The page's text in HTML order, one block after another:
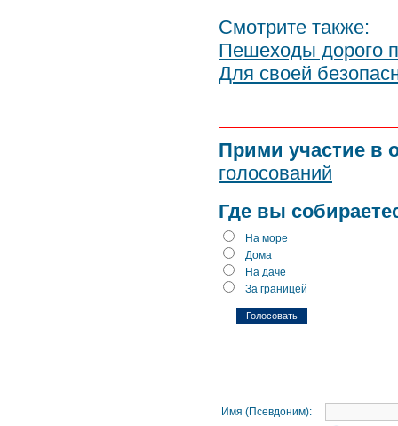
Смотрите также:
Пешеходы дорого
Для своей
Прими участие в
голосований
Где вы
На море
Дома
На даче
За границей
Имя (Псевдоним):